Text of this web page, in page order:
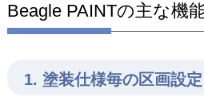
Beagle PAINTの主な機
1. 塗装仕様毎の区画設定